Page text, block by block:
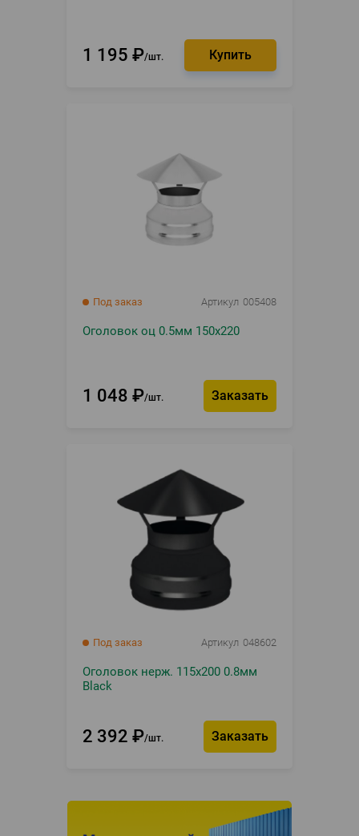
1 195 ₽ шт.
Под заказ Артикул 005408
Оголовок оц 0.5мм 150х220
1 048 ₽ шт. Заказать
Под заказ Артикул 048602
Оголовок нерж. 115х200 0.8мм
Black
2 392 ₽ шт. Заказать